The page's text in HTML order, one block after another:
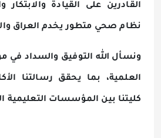
القادرين على القيادة
نظام صحي متطور يخدم العراق
ونسأل الله التوفيق والسداد في
العلمية، بما يحقق رسالتنا
كليتنا بين المؤسسات التعليمية